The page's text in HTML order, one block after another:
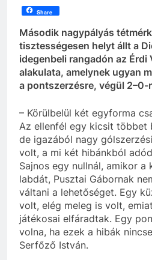
Share
Második nagypályás
tisztességesen helyt állt a
idegenbeli rangadón az Érdi
alakulata, amelynek ugyan
a pontszerzésre, végül 2–0-
– Körülbelül két egyforma
Az ellenfél egy kicsit többet
de igazából nagy
volt, a mi két hibánkból
Sajnos egy nullnál, amikor a
labdát, Pusztai Gábornak
váltani a lehetőséget. Egy
volt, elég meleg is volt,
játékosai elfáradtak. Egy
volna, ha ezek a hibák
Serfőző István.